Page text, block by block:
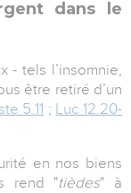
dans le
- tels l’insomnie,
être retiré d’un
5.11 ; Luc 12.20-
en nos biens
rend "tièdes" à